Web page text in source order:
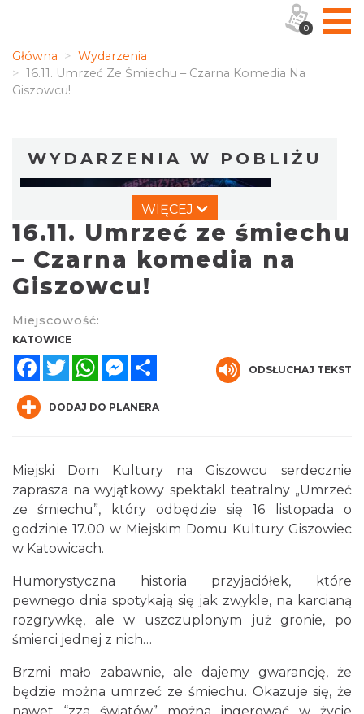
Główna
Wydarzenia
16.11. Umrzeć Ze Śmiechu – Czarna Komedia Na
Giszowcu!
WYDARZENIA W POBLIŻU
Katowice
2.87 km
Muzyka zespołu Metallica symfonicznie
2026
Katowice
4.16 km
CO, GDZIE, KIEDY W KATOWICACH 3-
WIĘCEJ
16.11. Umrzeć ze śmiechu
– Czarna komedia na
Giszowcu!
Miejscowość:
KATOWICE
FacebookTwitterWhatsAppMessenger
ODSŁUCHAJ TEKST
DODAJ DO PLANERA
Miejski Dom Kultury na Giszowcu serdecznie
zaprasza na wyjątkowy spektakl teatralny „Umrzeć
ze śmiechu”, który odbędzie się 16 listopada o
godzinie 17.00 w Miejskim Domu Kultury Giszowiec
w Katowicach.
Humorystyczna historia przyjaciółek, które
pewnego dnia spotykają się jak zwykle, na karcianą
rozgrywkę, ale w uszczuplonym już gronie, po
śmierci jednej z nich…
Brzmi mało zabawnie, ale dajemy gwarancję, że
będzie można umrzeć ze śmiechu. Okazuje się, że
0